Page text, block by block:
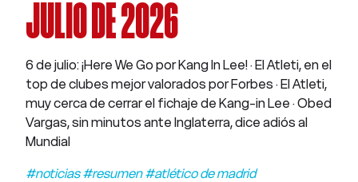
JULIO DE 2026
6 de julio: ¡Here We Go por Kang In Lee! · El Atleti, en el
top de clubes mejor valorados por Forbes · El Atleti,
muy cerca de cerrar el fichaje de Kang-in Lee · Obed
Vargas, sin minutos ante Inglaterra, dice adiós al
Mundial
#noticias #resumen #atlético de madrid